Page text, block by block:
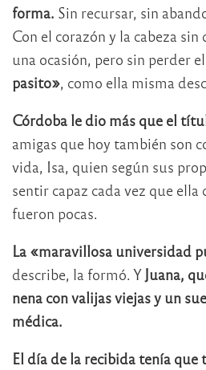
forma. Sin recursar, sin
Con el corazón y la cabeza sin
una ocasión, pero sin perder
pasito», como ella misma
Córdoba le dio más que el
amigas que hoy también son
vida, Isa, quien según sus
sentir capaz cada vez que
fueron pocas.
La «maravillosa universidad
describe, la formó. Y Juana,
nena con valijas viejas y un
médica.
El día de la recibida tenía que